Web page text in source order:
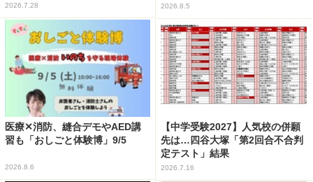
2026.7.28 2026.8.5
医療✕消防、縫合デモやAED講
習も「おしごと体験博」9/5
2026.8.6
【中学受験2027】人気校の併願
先は…四谷大塚「第2回合不合判
定テスト」結果
2026.7.16